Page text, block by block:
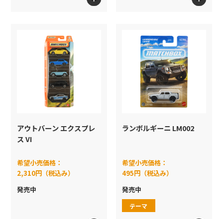
アウトバーン エクスプレ
ス VI
希望小売価格：
2,310円（税込み）
発売中
ランボルギーニ LM002
希望小売価格：
495円（税込み）
発売中
テーマ